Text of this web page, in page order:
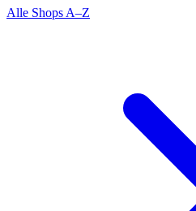
Alle Shops A–Z